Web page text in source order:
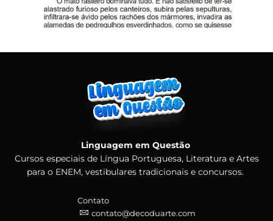
Linguagem em Questão
Cursos especiais de Língua Portuguesa, Literatura e Artes
para o ENEM, vestibulares tradicionais e concursos.
Contato
contato@decoduarte.com